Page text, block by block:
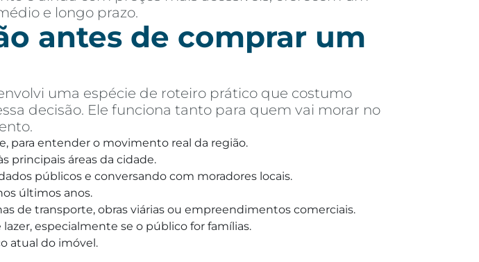
e longo prazo.
antes de comprar um
uma espécie de roteiro prático que costumo
decisão. Ele funciona tanto para quem vai morar no
para entender o movimento real da região.
principais áreas da cidade.
públicos e conversando com moradores locais.
últimos anos.
de transporte, obras viárias ou empreendimentos comerciais.
especialmente se o público for famílias.
atual do imóvel.